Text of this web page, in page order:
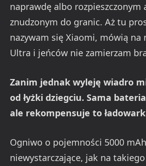
naprawdę albo rozpieszczonym
znudzonym do granic. Aż tu
nazywam się Xiaomi, mówią na
Ultra i jeńców nie zamierzam
Zanim jednak wyleję wiadro
od łyżki dziegciu. Sama bateria
ale rekompensuje to
Ogniwo o pojemności 5000
niewystarczające, jak na